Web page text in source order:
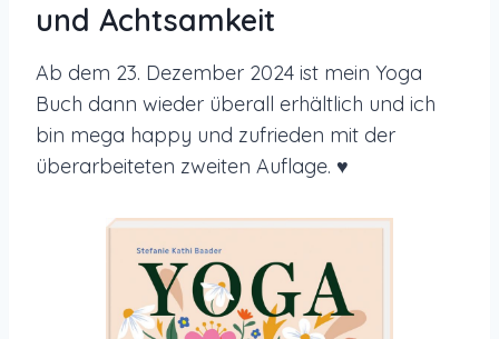
und Achtsamkeit
Ab dem 23. Dezember 2024 ist mein Yoga
Buch dann wieder überall erhältlich und ich
bin mega happy und zufrieden mit der
überarbeiteten zweiten Auflage. ♥️